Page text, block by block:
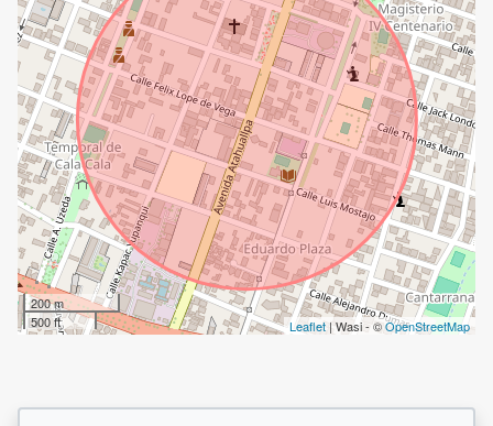
200 m
500 ft
Leaflet | Wasi - ©OpenStreetMap